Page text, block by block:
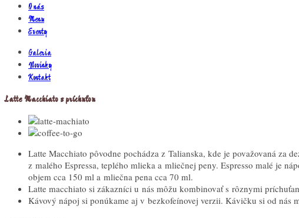
O nás
Menu
Eventy
Galeria
Novinky
Kontakt
Latte Macchiato s príchuťou
Latte Macchiato pôvodne pochádza z Talianska, kde je považovaná za
z malého Espressa, teplého mlieka a mliečnej peny. Espresso malé je
objem cca 150 ml a mliečna pena cca 70 ml.
Latte macchiato si zákazníci u nás môžu kombinovať s rôznymi
Kávový nápoj si ponúkame aj v bezkofeínovej verzii. Kávičku si od nás